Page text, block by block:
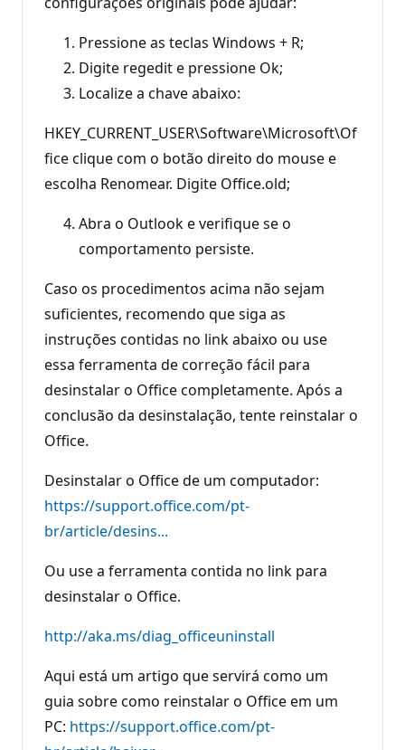
Pressione as teclas Windows + R;
Digite regedit e pressione Ok;
Localize a chave abaixo:
HKEY_CURRENT_USER\Software\Microsoft\Of
fice clique com o botão direito do mouse e
escolha Renomear. Digite Office.old;
Abra o Outlook e verifique se o
comportamento persiste.
Caso os procedimentos acima não sejam
suficientes, recomendo que siga as
instruções contidas no link abaixo ou use
essa ferramenta de correção fácil para
desinstalar o Office completamente. Após a
conclusão da desinstalação, tente reinstalar o
Office.
Desinstalar o Office de um computador:
https://support.office.com/pt-
br/article/desins...
Ou use a ferramenta contida no link para
desinstalar o Office.
http://aka.ms/diag_officeuninstall
Aqui está um artigo que servirá como um
guia sobre como reinstalar o Office em um
PC: https://support.office.com/pt-